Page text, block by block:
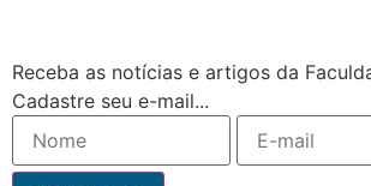
Receba as notícias e artigos da
Cadastre seu e-mail...